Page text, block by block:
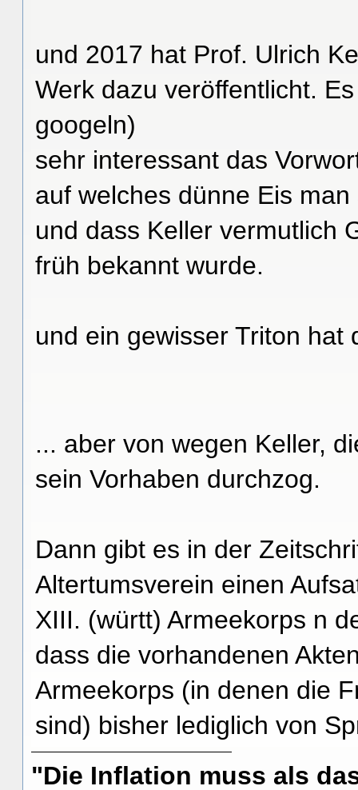
und 2017 hat Prof. Ulrich
Werk dazu veröffentlicht.
googeln)
sehr interessant das
auf welches dünne Eis
und dass Keller vermutlich
früh bekannt wurde.
und ein gewisser Triton
... aber von wegen Keller,
sein Vorhaben durchzog.
Dann gibt es in der
Altertumsverein einen
XIII. (württ) Armeekorps n
dass die vorhandenen
Armeekorps (in denen die
sind) bisher lediglich von
"Die Inflation muss als